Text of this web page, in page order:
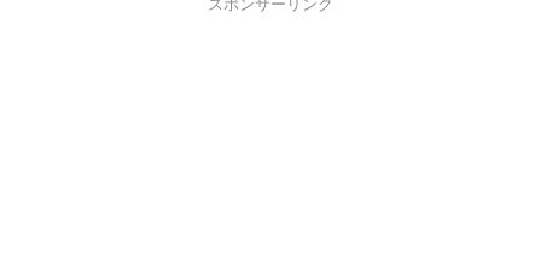
スポンサーリンク